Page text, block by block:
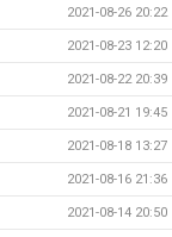
2021-08-26 20:22
2021-08-23 12:20
2021-08-22 20:39
2021-08-21 19:45
2021-08-18 13:27
2021-08-16 21:36
2021-08-14 20:50